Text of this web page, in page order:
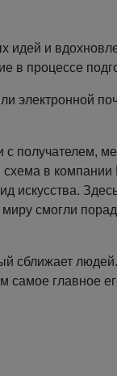
идей и
в процессе
электронной
с получателем,
в компании
искусства.
смогли
сближает
самое главное